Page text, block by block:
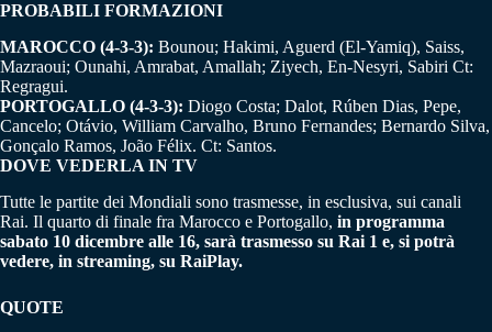
PROBABILI FORMAZIONI
MAROCCO (4-3-3): Bounou; Hakimi, Aguerd (El-Yamiq), Saiss,
Mazraoui; Ounahi, Amrabat, Amallah; Ziyech, En-Nesyri, Sabiri Ct:
Regragui.
PORTOGALLO (4-3-3): Diogo Costa; Dalot, Rúben Dias, Pepe,
Cancelo; Otávio, William Carvalho, Bruno Fernandes; Bernardo Silva,
Gonçalo Ramos, João Félix. Ct: Santos.
DOVE VEDERLA IN TV
Tutte le partite dei Mondiali sono trasmesse, in esclusiva, sui canali
Rai. Il quarto di finale fra Marocco e Portogallo, in programma
sabato 10 dicembre alle 16, sarà trasmesso su Rai 1 e, si potrà
vedere, in streaming, su RaiPlay.
QUOTE